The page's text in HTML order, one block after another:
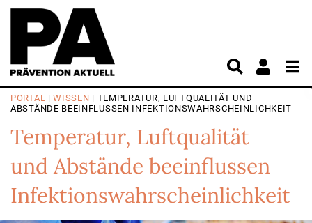
PORTAL |WISSEN | TEMPERATUR, LUFTQUALITÄT UND
ABSTÄNDE BEEINFLUSSEN INFEKTIONS­WAHRSCHEINLICHKEIT
Temperatur, Luftqualität
und Abstände beeinflussen
Infektions­wahrscheinlichkeit